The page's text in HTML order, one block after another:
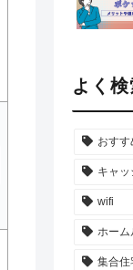
よく
おすす
キャ
wifi
ホーム
集合住